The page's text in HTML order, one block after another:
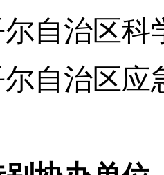
自治区科
自治区应